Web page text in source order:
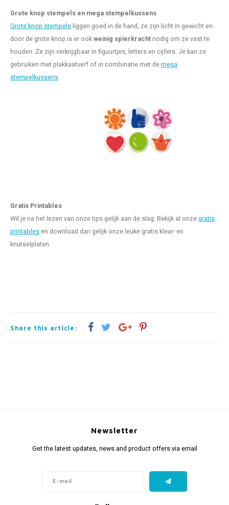
Grote knop stempels en mega stempelkussens
Grote knop stempelsliggen goed in de hand, ze zijn licht in gewicht en
door de grote knop is er ookweinig spierkrachtnodig om ze vast te
houden. Ze zijn verkrijgbaar in figuurtjes, letters en cijfers. Je kan ze
gebruiken met plakkaatverf of in combinatie met demega
stempelkussens.
Gratis Printables
Wil je na het lezen van onze tips gelijk aan de slag. Bekijk al onzegratis
printables en download dan gelijk onze leuke gratis kleur- en
knutselplaten.
Share this article:
Newsletter
Get the latest updates, news and product offers via email